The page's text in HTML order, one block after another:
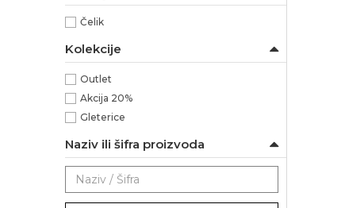
Čelik
Kolekcije
Outlet
Akcija 20%
Gleterice
Naziv ili šifra proizvoda